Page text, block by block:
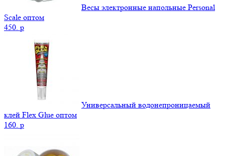
Весы электронные напольные Personal
Scale оптом
450. p
Универсальный водонепроницаемый
клей Flex Glue оптом
160. p